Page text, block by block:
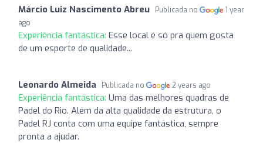
Márcio Luiz Nascimento Abreu Publicada no
1 year
ago
Experiência fantástica: Esse local é só pra quem gosta
de um esporte de qualidade...
Leonardo Almeida Publicada no 2 years ago
Experiência fantástica: Uma das melhores quadras de
Padel do Rio. Além da alta qualidade da estrutura, o
Padel RJ conta com uma equipe fantástica, sempre
pronta a ajudar.